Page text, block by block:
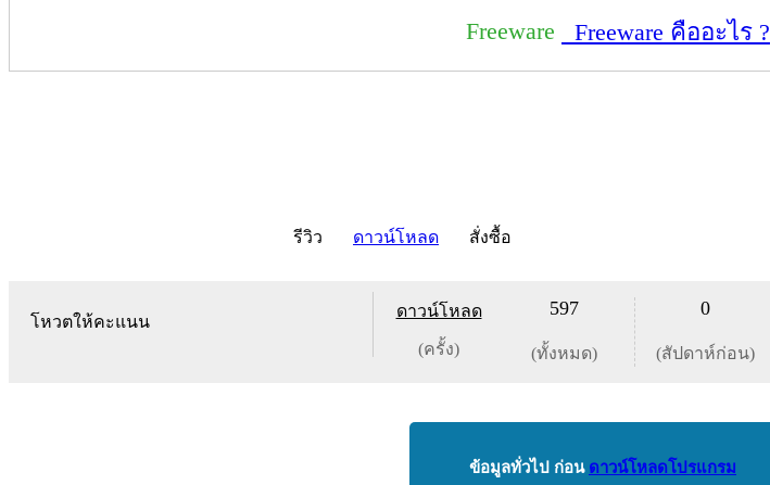
Freeware Freeware คืออะไร ?
รีวิว ดาวน์โหลด สั่งซื้อ
โหวตให้คะแนน
ดาวน์โหลด
(ครั้ง)
597
(ทั้งหมด)
0
(สัปดาห์ก่อน)
ข้อมูลทั่วไป ก่อน ดาวน์โหลดโปรแกรม